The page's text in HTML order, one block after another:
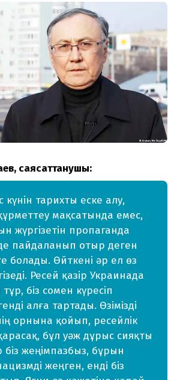
саясаттанушы:
күнін тарихты еске алу,
мақсатында емес,
жүргізетін пропаганда
пайдаланып отыр деген
болады. Өйткені әр ел өз
Ресей қазір Украинада
біз сомен күресіп
алға тартады. Өзімізді
орнына қойып, ресейлік
бұл уәж дұрыс сияқты
біз жеңімпазбыз, бұрын
жеңген, енді біз